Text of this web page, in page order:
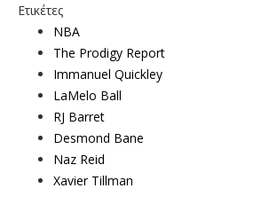
Ετικέτες
NBA
The Prodigy Report
Immanuel Quickley
LaMelo Ball
RJ Barret
Desmond Bane
Naz Reid
Xavier Tillman